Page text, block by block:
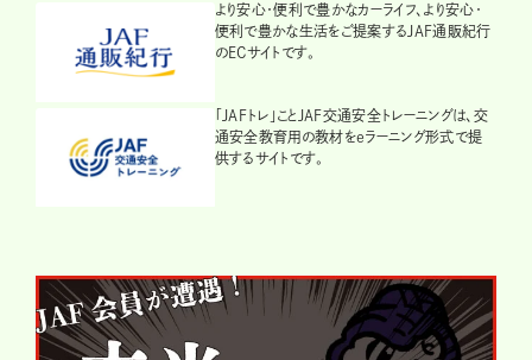
より安心・便利で豊かなカーライフ、より安心・
便利で豊かな生活をご提案するJAF通販紀行
のECサイトです。
「JAFトレ」ことJAF交通安全トレーニングは、交
通安全教育用の教材をeラーニング形式で提
供するサイトです。